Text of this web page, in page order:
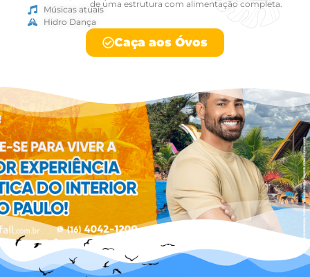
de uma estrutura com alimentação completa.
Músicas atuais
Hidro Dança
Caça aos Óvos